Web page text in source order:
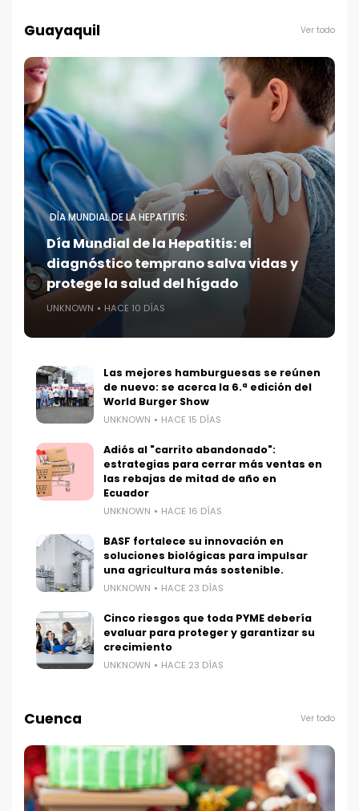
Guayaquil Ver todo
DÍA MUNDIAL DE LA HEPATITIS:
Día Mundial de la Hepatitis: el
diagnóstico temprano salva vidas y
protege la salud del hígado
UNKNOWN HACE 10 DÍAS
Las mejores hamburguesas se reúnen
de nuevo: se acerca la 6.ª edición del
World Burger Show
UNKNOWN HACE 15 DÍAS
Adiós al "carrito abandonado":
estrategias para cerrar más ventas en
las rebajas de mitad de año en
Ecuador
UNKNOWN HACE 16 DÍAS
BASF fortalece su innovación en
soluciones biológicas para impulsar
una agricultura más sostenible.
UNKNOWN HACE 23 DÍAS
Cinco riesgos que toda PYME debería
evaluar para proteger y garantizar su
crecimiento
UNKNOWN HACE 23 DÍAS
Cuenca Ver todo